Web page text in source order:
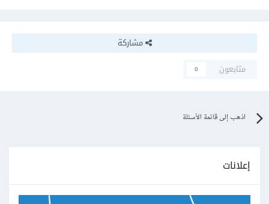
مشاركة
متابعون
0
اذهب إلى قائمة الأسئلة
إعلانات